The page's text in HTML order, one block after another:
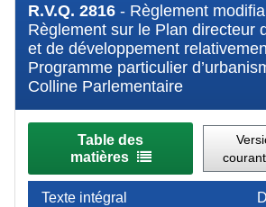
R.V.Q. 2816 - Règlement
Règlement sur le Plan directeur
et de développement
Programme particulier
Colline Parlementaire
Table des
matières
Texte intégral